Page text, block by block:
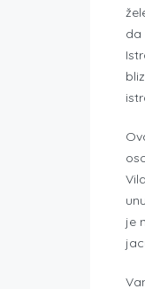
da
je